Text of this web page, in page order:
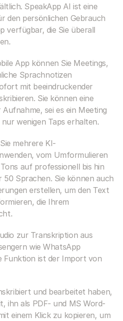
SpeakApp AI ist eine
den persönlichen Gebrauch
verfügbar, die Sie überall
App können Sie Meetings,
Sprachnotizen
mit beeindruckender
Sie können eine
sei es ein Meeting
wenigen Taps erhalten.
mehrere KI-
vom Umformulieren
auf professionell bis hin
Sprachen. Sie können auch
erstellen, um den Text
die Ihrem
zur Transkription aus
wie WhatsApp
Funktion ist der Import von
und bearbeitet haben,
ihn als PDF- und MS Word-
einem Klick zu kopieren, um